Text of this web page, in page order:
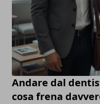
Andare dal
cosa frena